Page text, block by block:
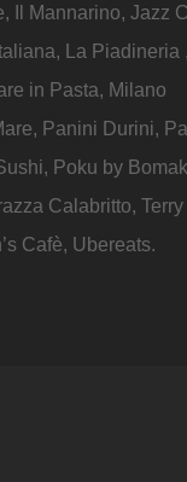
Il Mannarino, Jazz
La Piadineria
in Pasta, Milano
Panini Durini,
Poku by
Calabritto, Terry
Cafè, Ubereats.